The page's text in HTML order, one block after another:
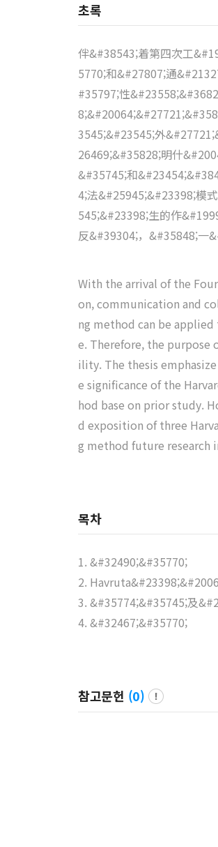
초록
伴&#38543;着第四次工
5770;和&#27807;通
#35797;性
3545;&#23545;外
26469;&#35828;明什
&#35745;和
4;法&#25945;&#23398;模
545;&#23398;生的作
反&#39304;，&#35848;一
With the arrival of the
on, communication and
ng method can be
e. Therefore, the purpose
ility. The thesis
e significance of the
hod base on prior study.
d exposition of three
g method future research
목차
1. &#32490;&#35770;
2.
3. &#35774;&#35745;及
4. &#32467;&#35770;
참고문헌 (0)